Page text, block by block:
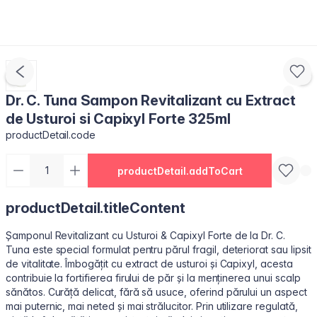
Dr. C. Tuna Sampon Revitalizant cu Extract
de Usturoi si Capixyl Forte 325ml
productDetail.code
productDetail.addToCart
productDetail.titleContent
Șamponul Revitalizant cu Usturoi & Capixyl Forte de la Dr. C.
Tuna este special formulat pentru părul fragil, deteriorat sau lipsit
de vitalitate. Îmbogățit cu extract de usturoi și Capixyl, acesta
contribuie la fortifierea firului de păr și la menținerea unui scalp
sănătos. Curăță delicat, fără să usuce, oferind părului un aspect
mai puternic, mai neted și mai strălucitor. Prin utilizare regulată,